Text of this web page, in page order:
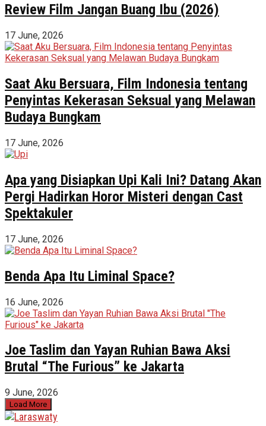
Review Film Jangan Buang Ibu (2026)
17 June, 2026
Saat Aku Bersuara, Film Indonesia tentang
Penyintas Kekerasan Seksual yang Melawan
Budaya Bungkam
17 June, 2026
Apa yang Disiapkan Upi Kali Ini? Datang Akan
Pergi Hadirkan Horor Misteri dengan Cast
Spektakuler
17 June, 2026
Benda Apa Itu Liminal Space?
16 June, 2026
Joe Taslim dan Yayan Ruhian Bawa Aksi
Brutal “The Furious” ke Jakarta
9 June, 2026
Load More